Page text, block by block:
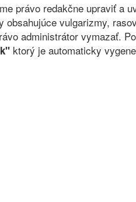
právo redakčne upraviť a
vulgarizmy,
administrátor vymazať.
ktorý je automaticky